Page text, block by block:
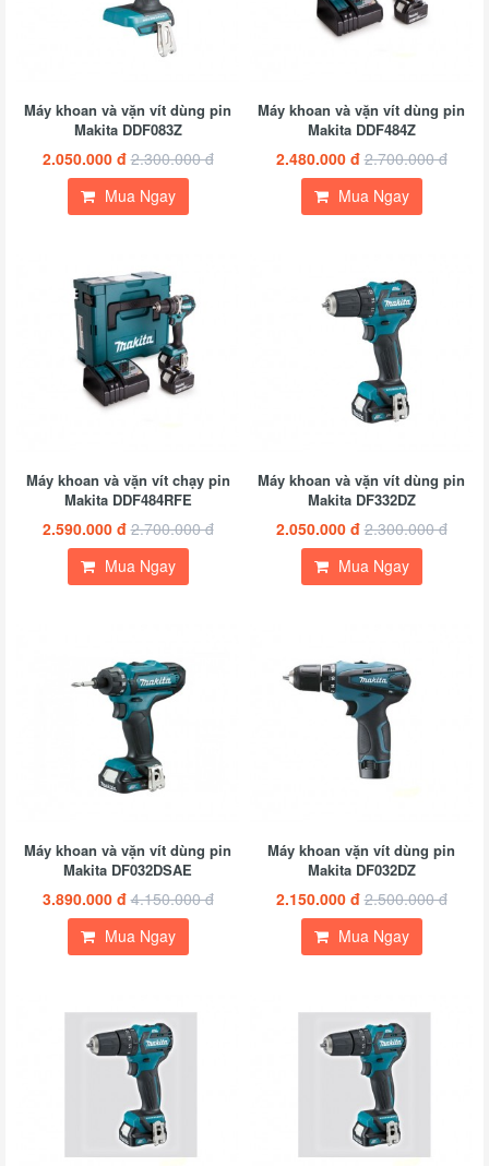
Máy khoan và vặn vít dùng pin
Makita DDF083Z
2.050.000 đ 2.300.000 đ
Mua Ngay
Máy khoan và vặn vít dùng pin
Makita DDF484Z
2.480.000 đ 2.700.000 đ
Mua Ngay
Máy khoan và vặn vít chạy pin
Makita DDF484RFE
2.590.000 đ 2.700.000 đ
Mua Ngay
Máy khoan và vặn vít dùng pin
Makita DF332DZ
2.050.000 đ 2.300.000 đ
Mua Ngay
Máy khoan và vặn vít dùng pin
Makita DF032DSAE
3.890.000 đ 4.150.000 đ
Mua Ngay
Máy khoan vặn vít dùng pin
Makita DF032DZ
2.150.000 đ 2.500.000 đ
Mua Ngay